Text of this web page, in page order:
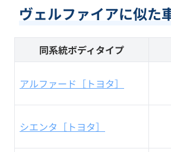
ヴェルファイアに似た
同系統ボディタイプ
アルファード［トヨタ］
シエンタ［トヨタ］